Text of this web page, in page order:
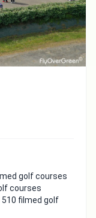
golf courses
courses
510 filmed golf